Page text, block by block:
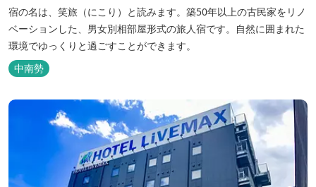
宿の名は、笑旅（にこり）と読みます。築50年以上の古民家をリノ
ベーションした、男女別相部屋形式の旅人宿です。自然に囲まれた
環境でゆっくりと過ごすことができます。
中南勢